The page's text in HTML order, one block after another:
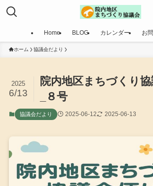
Home BLOG カレンダー お
ホーム 協議会だより
院内地区まちづくり
_８号
2025
6/13
協議会だより 2025-06-12 2025-06-13